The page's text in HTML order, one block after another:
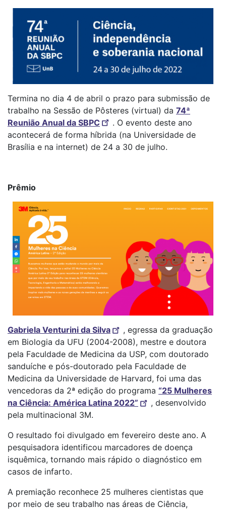
Termina no dia 4 de abril o prazo para submissão de
trabalho na Sessão de Pôsteres (virtual) da 74ª
Reunião Anual da SBPC
. O evento deste ano
acontecerá de forma híbrida (na Universidade de
Brasília e na internet) de 24 a 30 de julho.
Prêmio
Gabriela Venturini da Silva
, egressa da graduação
em Biologia da UFU (2004-2008), mestre e doutora
pela Faculdade de Medicina da USP, com doutorado
sanduíche e pós-doutorado pela Faculdade de
Medicina da Universidade de Harvard, foi uma das
vencedoras da 2ª edição do programa “25 Mulheres
na Ciência: América Latina 2022”
, desenvolvido
pela multinacional 3M.
O resultado foi divulgado em fevereiro deste ano. A
pesquisadora identificou marcadores de doença
isquêmica, tornando mais rápido o diagnóstico em
casos de infarto.
A premiação reconhece 25 mulheres cientistas que
por meio de seu trabalho nas áreas de Ciência,